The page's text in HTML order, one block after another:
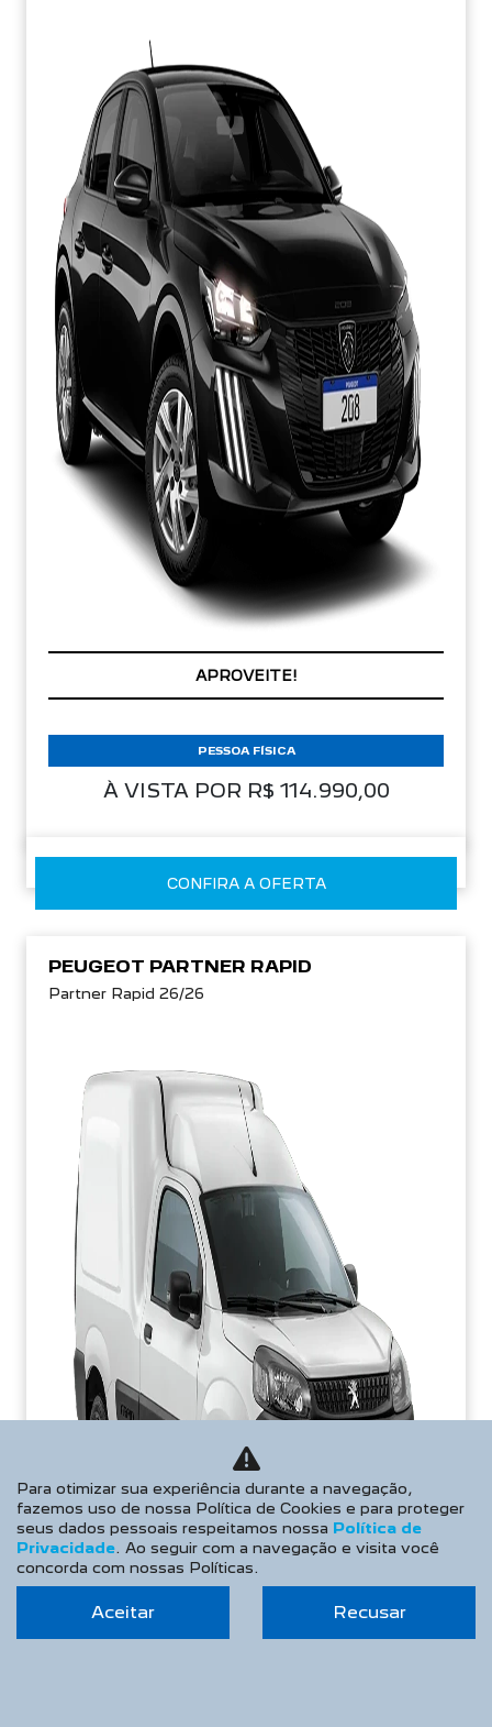
APROVEITE!
À VISTA POR R$ 114.990,00
PESSOA FÍSICA
CONFIRA A OFERTA
PEUGEOT PARTNER RAPID
Partner Rapid 26/26
Para otimizar sua experiência durante a navegação,
fazemos uso de nossa Política de Cookies e para proteger
seus dados pessoais respeitamos nossa Política de
Privacidade. Ao seguir com a navegação e visita você
concorda com nossas Políticas.
Aceitar Recusar